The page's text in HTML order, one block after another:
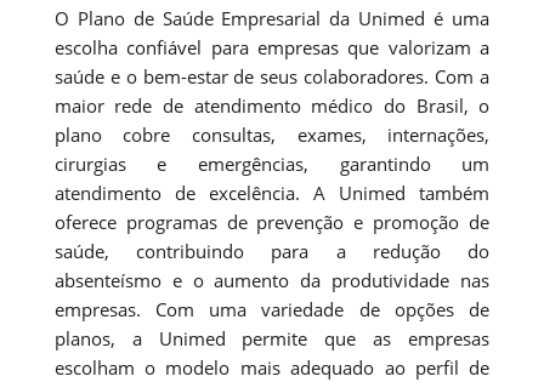
O Plano de Saúde Empresarial da Unimed é uma
escolha confiável para empresas que valorizam a
saúde e o bem-estar de seus colaboradores. Com a
maior rede de atendimento médico do Brasil, o
plano cobre consultas, exames, internações,
cirurgias e emergências, garantindo um
atendimento de excelência. A Unimed também
oferece programas de prevenção e promoção de
saúde, contribuindo para a redução do
absenteísmo e o aumento da produtividade nas
empresas. Com uma variedade de opções de
planos, a Unimed permite que as empresas
escolham o modelo mais adequado ao perfil de